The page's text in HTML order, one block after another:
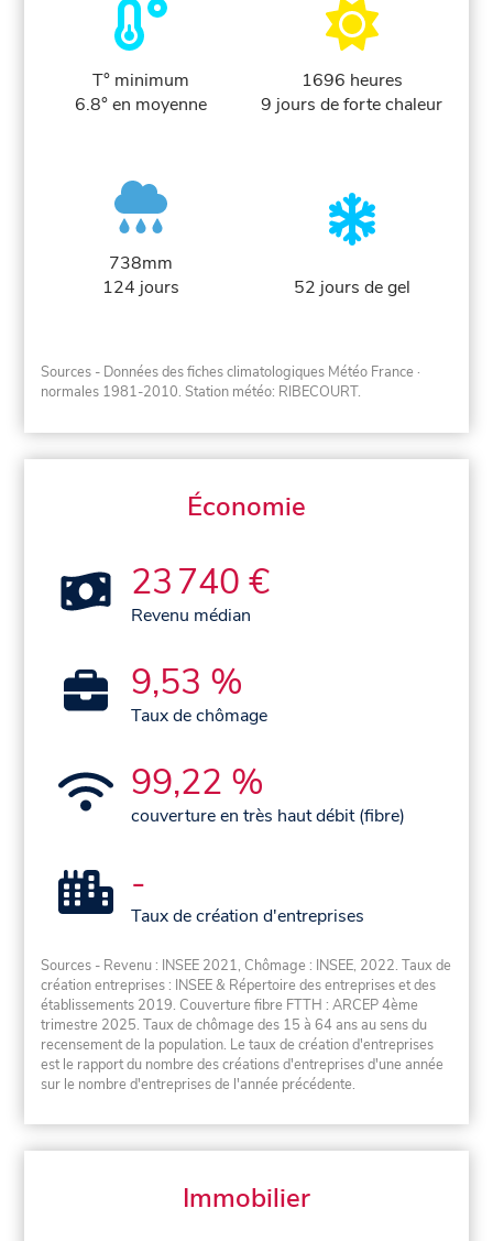
T° minimum
6.8° en moyenne
1696 heures
9 jours de forte chaleur
738mm
124 jours
52 jours de gel
Sources - Données des fiches climatologiques Météo France ·
normales 1981-2010. Station météo: RIBECOURT.
Économie
23 740 €
Revenu médian
9,53 %
Taux de chômage
99,22 %
couverture en très haut débit (fibre)
-
Taux de création d'entreprises
Sources - Revenu : INSEE 2021, Chômage : INSEE, 2022. Taux de
création entreprises : INSEE & Répertoire des entreprises et des
établissements 2019. Couverture fibre FTTH : ARCEP 4ème
trimestre 2025. Taux de chômage des 15 à 64 ans au sens du
recensement de la population. Le taux de création d'entreprises
est le rapport du nombre des créations d'entreprises d'une année
sur le nombre d'entreprises de l'année précédente.
Immobilier